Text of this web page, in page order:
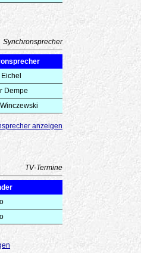
Synchronsprecher
Dempe
anzeigen
TV-Termine